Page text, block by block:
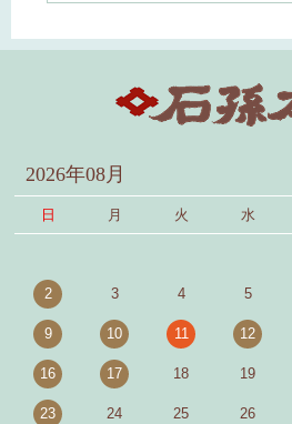
2026年08月
日 月 火 水
2 3 4 5
9 10 11 12
16 17 18 19
23 24 25 26